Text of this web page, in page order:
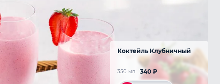
Коктейль Клубничный
340 ₽
350 мл